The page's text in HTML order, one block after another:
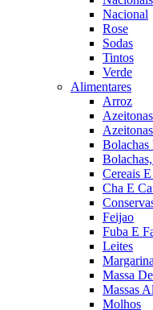
Nacional
Rose
Sodas
Tintos
Verde
Alimentares
Arroz
Bolachas
Cereais
Cha E
Feijao
Fuba E
Leites
Massa
Massas
Molhos